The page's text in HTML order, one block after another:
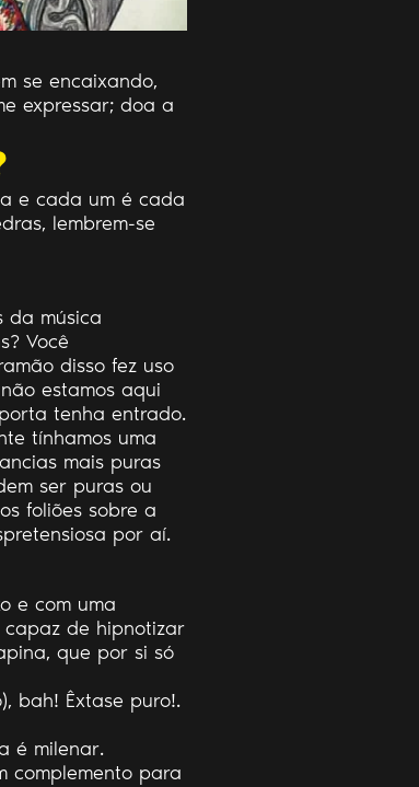
se encaixando,
expressar; doa a
e cada um é cada
lembrem-se
da música
Você
disso fez uso
estamos aqui
tenha entrado.
tínhamos uma
mais puras
ser puras ou
foliões sobre a
por aí.
e com uma
capaz de hipnotizar
que por si só
bah! Êxtase puro!.
é milenar.
complemento para